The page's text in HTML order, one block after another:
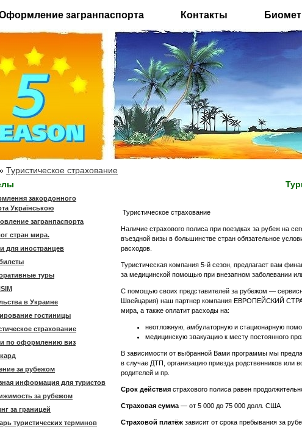
загранпаспорта Контакты
Туристическое страхование
закордонного
Українською
загранпаспорта
стран мира.
для иностранцев
туры
в Украине
гостиницы
страхование
по оформлению виз
за рубежом
информация для туристов
за рубежом
за границей
туристических терминов
Туристическое страхование
Наличие страхового полиса при поездках за рубеж на
въездной визы в большинстве стран обязательное
расходов.
Туристическая компания 5-й сезон, предлагает вам
за медицинской помощью при внезапном заболевании
С помощью своих представителей за рубежом —
Швейцария) наш партнер компания ЕВРОПЕЙСКИЙ
мира, а также оплатит расходы на:
неотложную, амбулаторную и стационарную
медицинскую эвакуацию к месту постоянного
В зависимости от выбранной Вами программы мы
в случае ДТП, организацию приезда родственников или
родителей и пр.
Срок действия страхового полиса равен
Страховая сумма — от 5 000 до 75 000 долл. США
Страховой платёж зависит от срока пребывания за